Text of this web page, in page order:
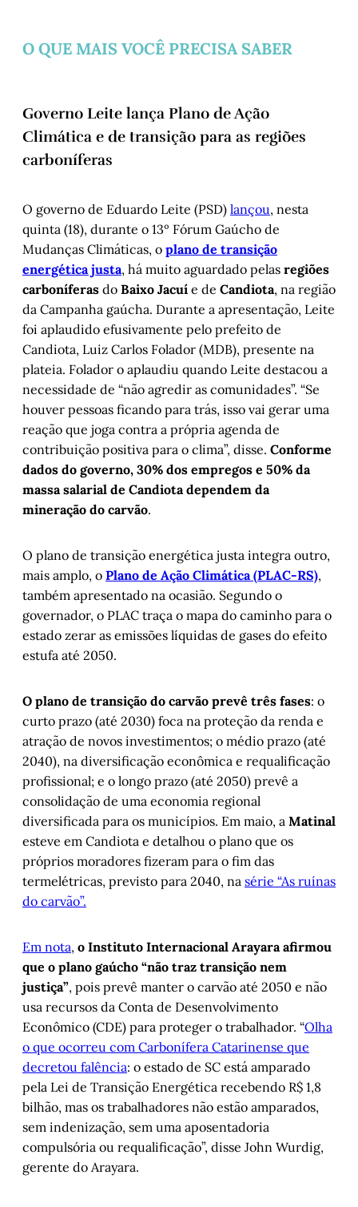
O QUE MAIS VOCÊ PRECISA SABER
Governo Leite lança Plano de Ação
Climática e de transição para as regiões
carboníferas
O governo de Eduardo Leite (PSD) lançou, nesta
quinta (18), durante o 13º Fórum Gaúcho de
Mudanças Climáticas, o plano de transição
energética justa, há muito aguardado pelas regiões
carboníferas do Baixo Jacuí e de Candiota, na região
da Campanha gaúcha. Durante a apresentação, Leite
foi aplaudido efusivamente pelo prefeito de
Candiota, Luiz Carlos Folador (MDB), presente na
plateia. Folador o aplaudiu quando Leite destacou a
necessidade de “não agredir as comunidades”. “Se
houver pessoas ficando para trás, isso vai gerar uma
reação que joga contra a própria agenda de
contribuição positiva para o clima”, disse. Conforme
dados do governo, 30% dos empregos e 50% da
massa salarial de Candiota dependem da
mineração do carvão.
O plano de transição energética justa integra outro,
mais amplo, o Plano de Ação Climática (PLAC-RS),
também apresentado na ocasião. Segundo o
governador, o PLAC traça o mapa do caminho para o
estado zerar as emissões líquidas de gases do efeito
estufa até 2050.
O plano de transição do carvão prevê três fases: o
curto prazo (até 2030) foca na proteção da renda e
atração de novos investimentos; o médio prazo (até
2040), na diversificação econômica e requalificação
profissional; e o longo prazo (até 2050) prevê a
consolidação de uma economia regional
diversificada para os municípios. Em maio, a Matinal
esteve em Candiota e detalhou o plano que os
próprios moradores fizeram para o fim das
termelétricas, previsto para 2040, na série “As ruínas
do carvão”.
Em nota, o Instituto Internacional Arayara afirmou
que o plano gaúcho “não traz transição nem
justiça”, pois prevê manter o carvão até 2050 e não
usa recursos da Conta de Desenvolvimento
Econômico (CDE) para proteger o trabalhador. “Olha
o que ocorreu com Carbonífera Catarinense que
decretou falência: o estado de SC está amparado
pela Lei de Transição Energética recebendo R$ 1,8
bilhão, mas os trabalhadores não estão amparados,
sem indenização, sem uma aposentadoria
compulsória ou requalificação”, disse John Wurdig,
gerente do Arayara.